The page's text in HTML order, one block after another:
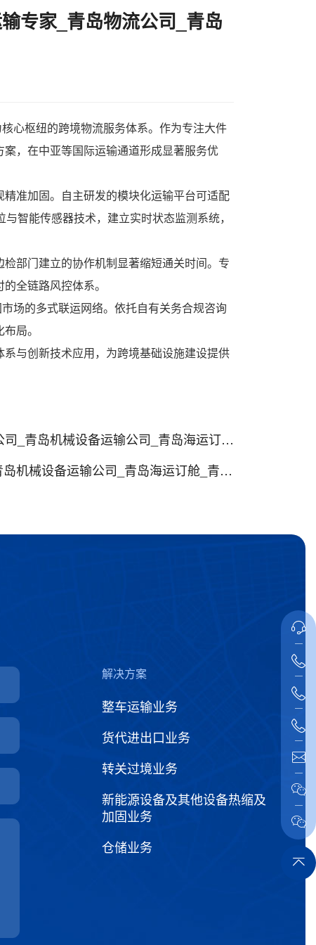
专家_青岛物流公司_青岛
心枢纽的跨境物流服务体系。作为专注大件
，在中亚等国际运输通道形成显著服务优
准加固。自主研发的模块化运输平台可适配
智能传感器技术，建立实时状态监测系统，
部门建立的协作机制显著缩短通关时间。专
全链路风控体系。
场的多式联运网络。依托自有关务合规咨询
局。
与创新技术应用，为跨境基础设施建设提供
备运输公司_青岛海运订舱_青岛海运代理
备运输公司_青岛海运订舱_青岛海运代理
解决方案
整车运输业务
货代进出口业务
转关过境业务
新能源设备及其他设备热缩及
加固业务
仓储业务